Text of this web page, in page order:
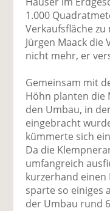
1.000
Verkaufsfläche
Jürgen Maack die
nicht mehr, er
Gemeinsam mit
Höhn planten die
den Umbau, in
eingebracht
kümmerte sich
Da die
umfangreich
kurzerhand
sparte so einiges
der Umbau rund